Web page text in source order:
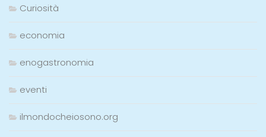
Curiosità
economia
enogastronomia
eventi
ilmondocheiosono.org